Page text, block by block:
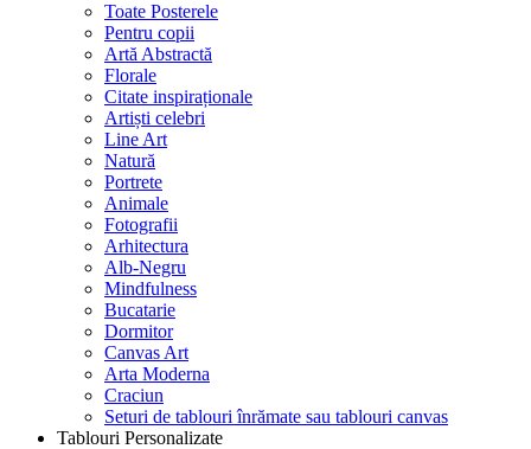
Toate Posterele
Pentru copii
Artă Abstractă
Florale
Citate inspiraționale
Artiști celebri
Line Art
Natură
Portrete
Animale
Fotografii
Arhitectura
Alb-Negru
Mindfulness
Bucatarie
Dormitor
Canvas Art
Arta Moderna
Craciun
Seturi de tablouri înrămate sau tablouri canvas
Tablouri Personalizate